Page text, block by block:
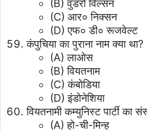
(B) वुडरो विल्सन
(C) आर० निक्सन
(D) एफ० डी० रूजवेल्ट
कंपुचिया का पुराना नाम क्या था?
(A) लाओस
(B) वियतनाम
(C) कंबोडिया
(D) इंडोनेशिया
वियतनामी कम्युनिस्ट पार्टी का
(A) हो-ची-मिन्ह